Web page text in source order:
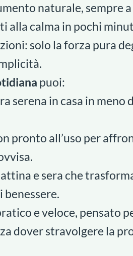
naturale, sempre
alla calma in pochi
solo la forza pura
puoi:
serena in casa in meno
pronto all’uso per
e sera che
benessere.
e veloce, pensato
dover stravolgere la